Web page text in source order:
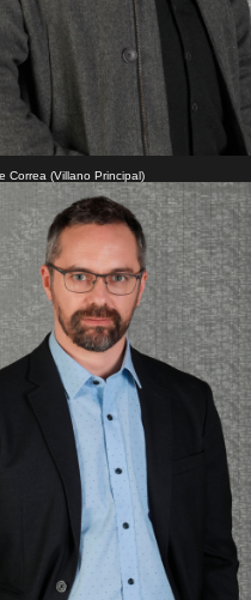
Correa (Villano Principal)